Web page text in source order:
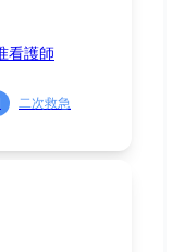
看護師
二次救急